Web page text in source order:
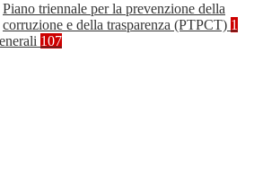
Piano triennale per la prevenzione della
corruzione e della trasparenza (PTPCT) 1
107